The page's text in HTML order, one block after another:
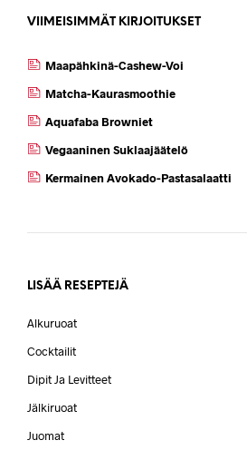
VIIMEISIMMÄT KIRJOITUKSET
Maapähkinä-Cashew-Voi
Matcha-Kaurasmoothie
Aquafaba Browniet
Vegaaninen Suklaajäätelö
Kermainen Avokado-Pastasalaatti
LISÄÄ RESEPTEJÄ
Alkuruoat
Cocktailit
Dipit Ja Levitteet
Jälkiruoat
Juomat